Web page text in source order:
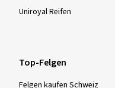
Uniroyal Reifen
Top-Felgen
Felgen kaufen Schweiz